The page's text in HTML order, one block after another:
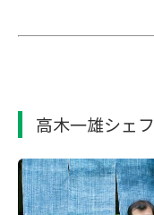
高木一雄シェフ